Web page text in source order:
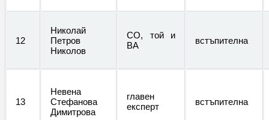
12
Николай
Петров
Николов
СО, той и
ВА
встъпителна
13
Невена
Стефанова
Димитрова
главен
експерт
встъпителна